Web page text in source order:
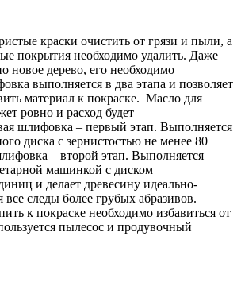
краски очистить от грязи и пыли, а
покрытия необходимо удалить. Даже
новое дерево, его необходимо
выполняется в два этапа и позволяет
материал к покраске. Масло для
ровно и расход будет
шлифовка – первый этап. Выполняется
диска с зернистостью не менее 80
– второй этап. Выполняется
машинкой с диском
и делает древесину идеально-
следы более грубых абразивов.
к покраске необходимо избавиться от
пылесос и продувочный